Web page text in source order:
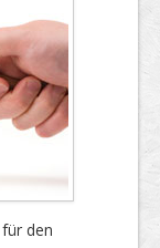
den